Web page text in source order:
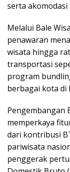
serta
Melalui Bale
penawaran
wisata hingga
transportasi
program
berbagai kota di
Pengembangan
memperkaya
dari kontribusi
pariwisata
penggerak